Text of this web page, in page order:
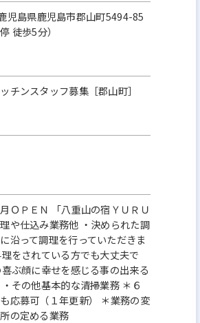
児島県鹿児島市郡山町5494-85
徒歩5分）
チンスタッフ募集［郡山町］
ＯＰＥＮ 「八重山の宿ＹＵＲＵ
や仕込み業務他 ・決められた調
沿って調理を行っていただきま
をされている方でも大丈夫で
ぶ顔に幸せを感じる事の出来る
その他基本的な清掃業務 ＊６
応募可（１年更新） ＊業務の変
の定める業務